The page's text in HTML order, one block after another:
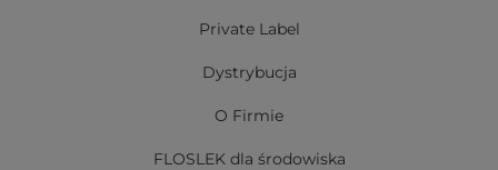
Private Label
Dystrybucja
O Firmie
FLOSLEK dla środowiska